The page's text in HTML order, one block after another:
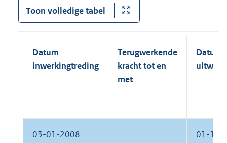
Toon volledige tabel
Datum
inwerkingtreding
Terugwerkende
kracht tot en
met
Datum
03-01-2008 01-10-